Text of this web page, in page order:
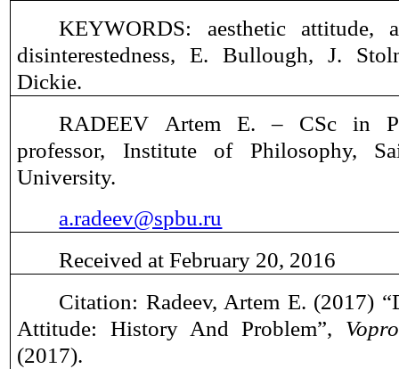
KEYWORDS: aesthetic attitude,
disinterestedness, E. Bullough, J.
Dickie.
RADEEV Artem E. ‒ CSc in
professor, Institute of Philosophy,
University.
a.radeev@spbu.ru
Received at February 20, 2016
Citation: Radeev, Artem E. (2017)
Attitude: History And Problem”,
(2017).